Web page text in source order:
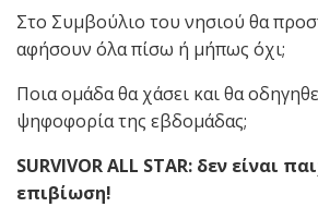
Στο Συμβούλιο του νησιού θα
αφήσουν όλα πίσω ή μήπως όχι;
Ποια ομάδα θα χάσει και θα
ψηφοφορία της εβδομάδας;
SURVIVOR ALL STAR: δεν είναι
επιβίωση!